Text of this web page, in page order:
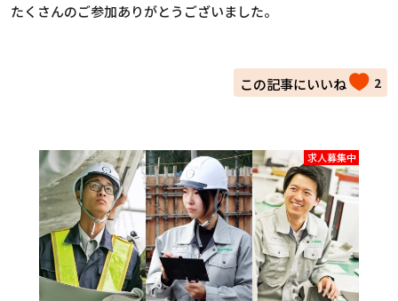
たくさんのご参加ありがとうございました。
2
求人募集中